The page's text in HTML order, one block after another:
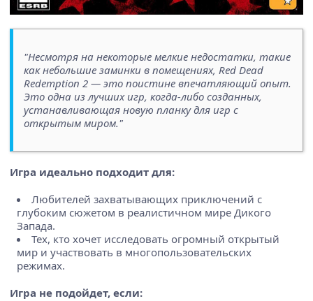
"Несмотря на некоторые мелкие недостатки, такие
как небольшие заминки в помещениях, Red Dead
Redemption 2 — это поистине впечатляющий опыт.
Это одна из лучших игр, когда-либо созданных,
устанавливающая новую планку для игр с
открытым миром."
Игра идеально подходит для:
Любителей захватывающих приключений с
глубоким сюжетом в реалистичном мире Дикого
Запада.
Тех, кто хочет исследовать огромный открытый
мир и участвовать в многопользовательских
режимах.
Игра не подойдет, если: